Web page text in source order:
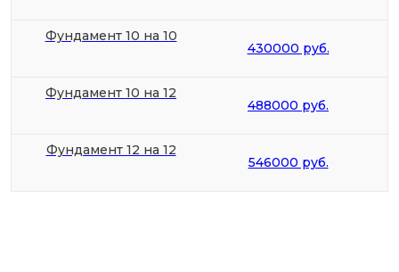
Фундамент 10 на 10
430000 руб.
Фундамент 10 на 12
488000 руб.
Фундамент 12 на 12
546000 руб.